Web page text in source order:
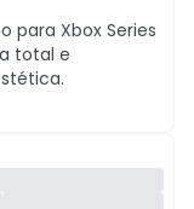
para Xbox Series
total e